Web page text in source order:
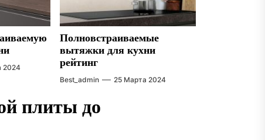
2024
Полновстраиваемые
вытяжки для кухни
рейтинг
Best_admin
25 Марта 2024
плиты до